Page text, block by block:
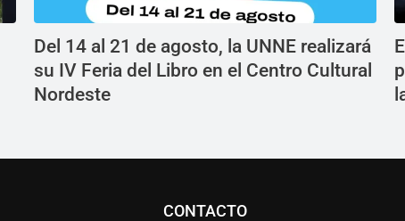
Del 14 al 21 de agosto, la UNNE realizará
su IV Feria del Libro en el Centro Cultural
Nordeste
CONTACTO